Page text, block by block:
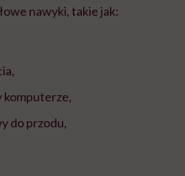
nawyki, takie jak:
komputerze,
do przodu,